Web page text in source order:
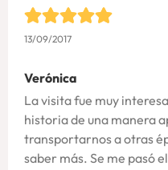
13/09/2017
Verónica
La visita fue muy
historia de una manera
transportarnos a otras
saber más. Se me pasó